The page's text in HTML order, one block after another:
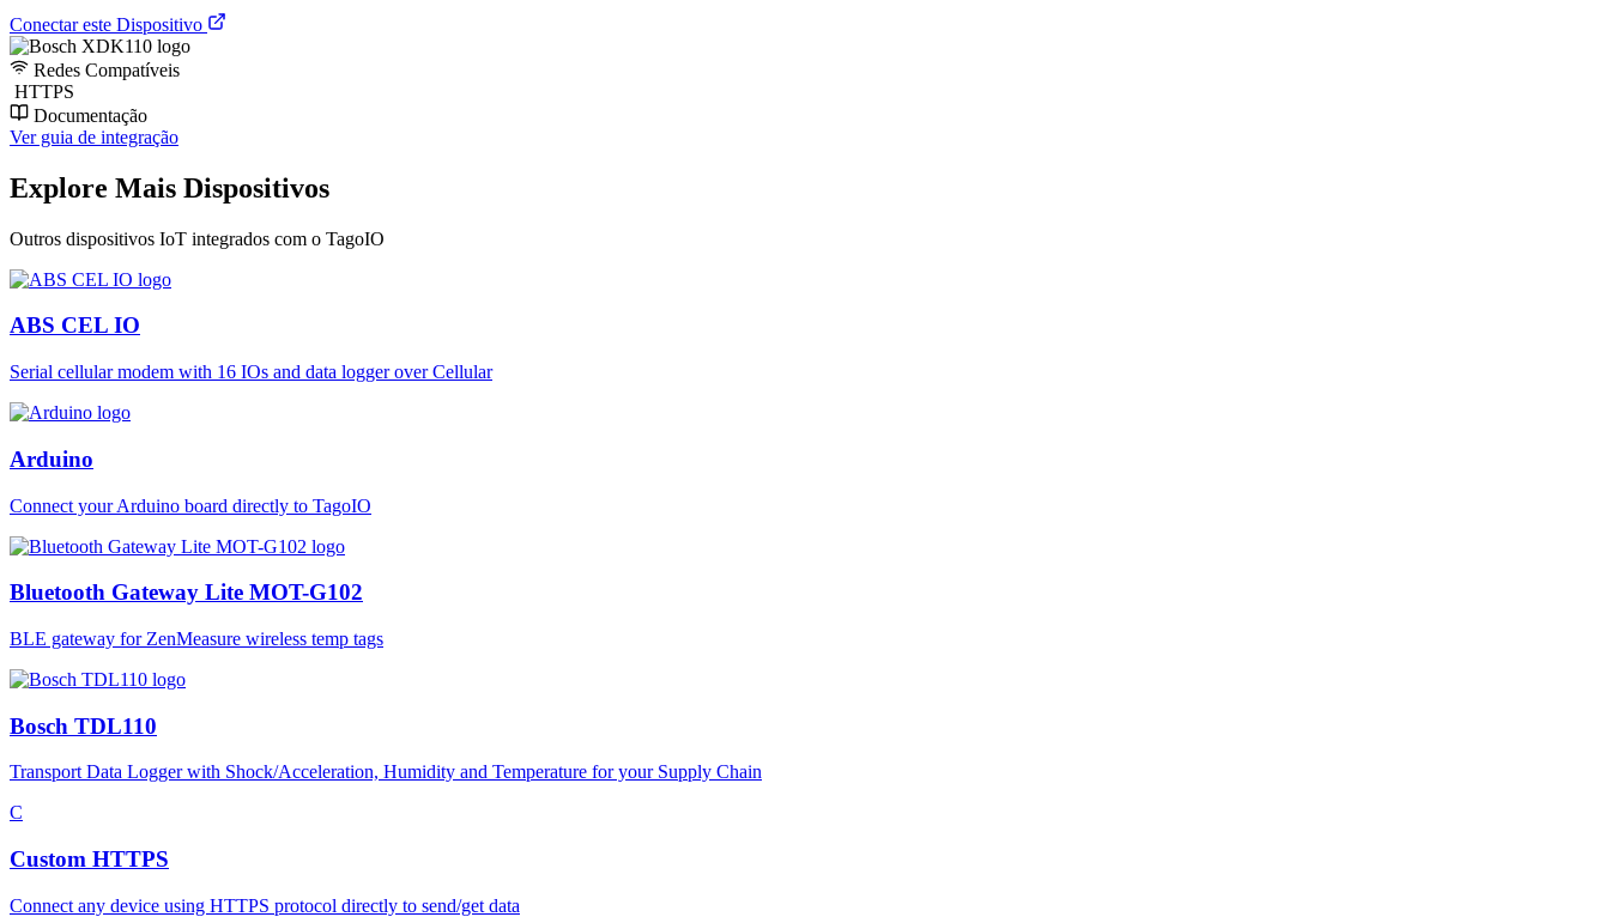
Conectar este Dispositivo
Redes Compatíveis
HTTPS
Documentação
Ver guia de integração
Explore Mais Dispositivos
Outros dispositivos IoT integrados com o TagoIO
ABS CEL IO
Serial cellular modem with 16 IOs and data logger over Cellular
Arduino
Connect your Arduino board directly to TagoIO
Bluetooth Gateway Lite MOT-G102
BLE gateway for ZenMeasure wireless temp tags
Bosch TDL110
Transport Data Logger with Shock/Acceleration, Humidity and Temperature for your Supply Chain
C
Custom HTTPS
Connect any device using HTTPS protocol directly to send/get data